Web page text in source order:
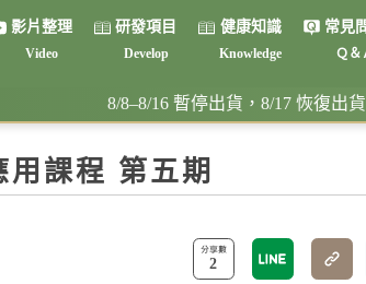
影片整理
Video
研發項目
Develop
健康知識
Knowledge
常見
Ｑ＆
8–8/16 暫停出貨，8/17 恢復出貨；如有急用
課程 第五期
2